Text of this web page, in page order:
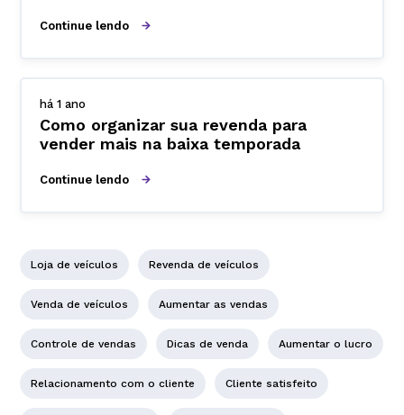
Continue lendo
há 1 ano
Como organizar sua revenda para
vender mais na baixa temporada
Continue lendo
Loja de veículos Revenda de veículos
Venda de veículos Aumentar as vendas
Controle de vendas Dicas de venda Aumentar o lucro
Relacionamento com o cliente Cliente satisfeito